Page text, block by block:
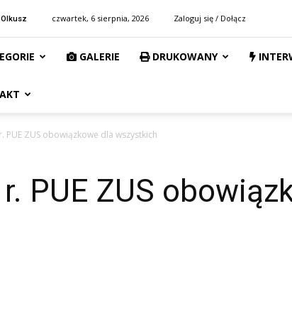
Olkusz czwartek, 6 sierpnia, 2026 Zaloguj się / Dołącz
GALERIE DRUKOWANY
PUE ZUS obowiązkowe dla wszystkich
PUE ZUS